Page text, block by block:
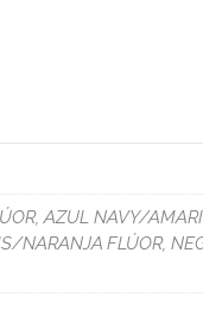
AZUL NAVY/
NARANJA FLÚOR,